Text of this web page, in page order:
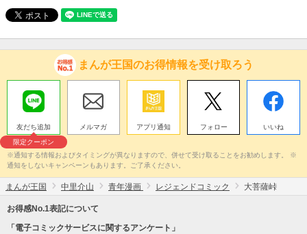
まんが王国のお得情報を受け取ろう
友だち追加
限定クーポン
メルマガ アプリ通知 フォロー いいね
※通知する情報およびタイミングが異なりますので、併せて受け取ることをお勧めします。 ※
通知をしないキャンペーンもあります。ご了承ください。
まんが王国 中里介山 青年漫画 レジェンドコミック 大菩薩峠
お得感No.1表記について
「電子コミックサービスに関するアンケート」